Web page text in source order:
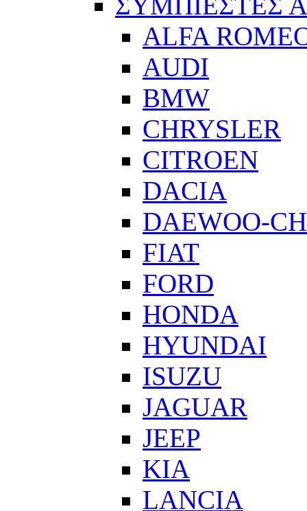
ALFA
AUDI
BMW
CHRYSLER
CITROEN
DACIA
DAEWOO-
FIAT
FORD
HONDA
HYUNDAI
ISUZU
JAGUAR
JEEP
KIA
LANCIA